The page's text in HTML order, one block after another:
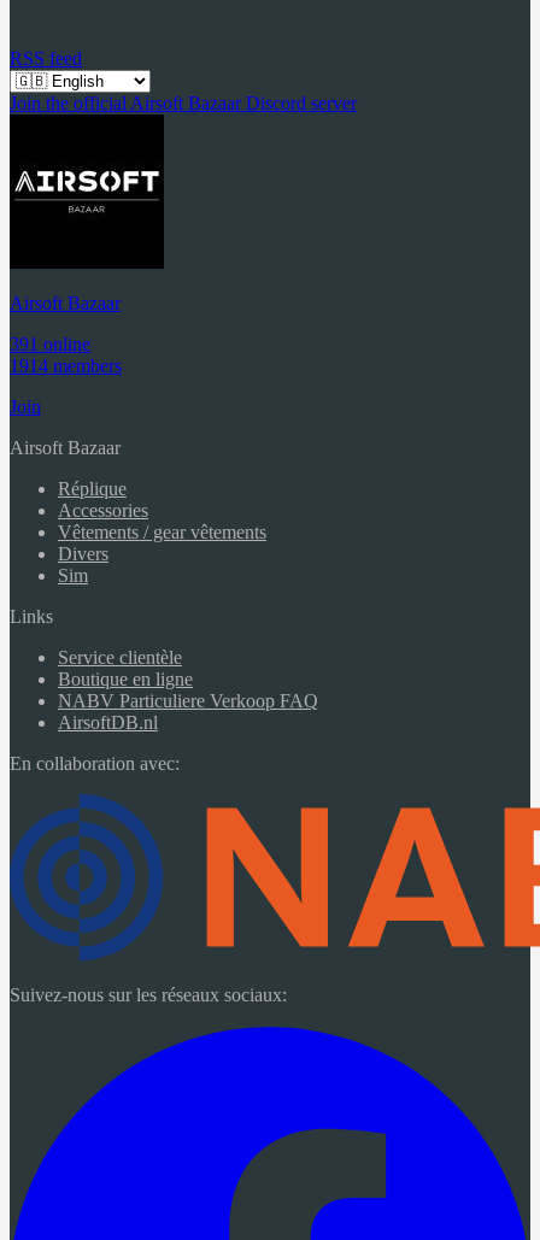
RSS feed
Join the official Airsoft Bazaar Discord server
Airsoft Bazaar
391 online
1914 members
Join
Airsoft Bazaar
Réplique
Accessories
Vêtements / gear vêtements
Divers
Sim
Links
Service clientèle
Boutique en ligne
NABV Particuliere Verkoop FAQ
AirsoftDB.nl
En collaboration avec:
Suivez-nous sur les réseaux sociaux: